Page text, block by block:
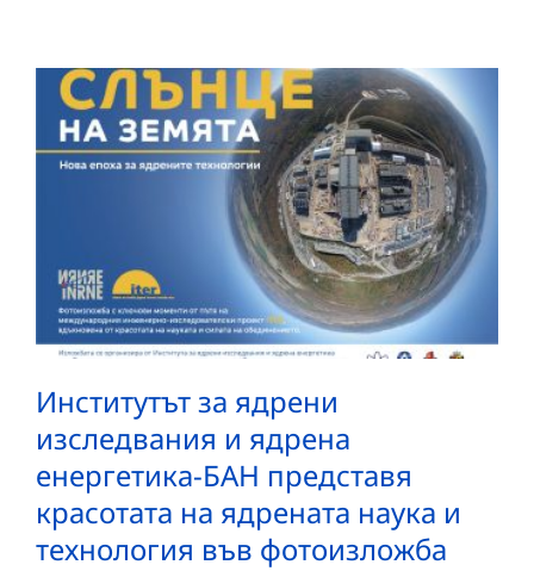
Институтът за ядрени
изследвания и ядрена
енергетика-БАН представя
красотата на ядрената наука и
технология във фотоизложба